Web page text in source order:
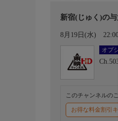
新宿(じゅく)の
8月19日(水)
オプ
Ch.503
このチャンネルの
お得な料金割引